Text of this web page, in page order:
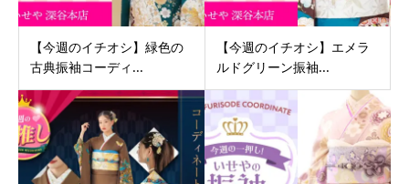
【今週のイチオシ】緑色の
古典振袖コーディ...
【今週のイチオシ】エメラ
ルドグリーン振袖...